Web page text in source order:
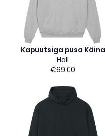
Kapuutsiga pusa Käina
Hall
€69.00